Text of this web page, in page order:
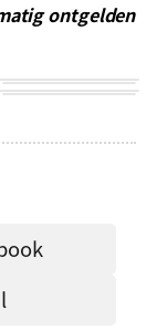
ontgelden